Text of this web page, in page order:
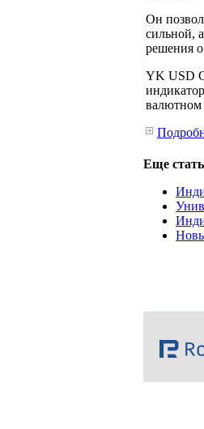
Он
сильной,
решения
YK USD
валютном
Еще